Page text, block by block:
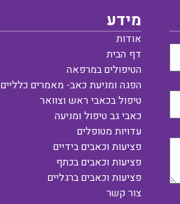
מידע
אודות
דף הבית
הטיפולים במרפאה
הפגה ומניעת כאב- מאמרים כלליים
טיפול בכאבי ראש וצוואר
כאבי גב טיפול ומניעה
עדויות מטופלים
פציעות וכאבים בידיים
פציעות וכאבים בכתף
פציעות וכאבים ברגליים
צור קשר